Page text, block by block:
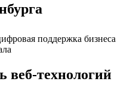
поддержка бизнеса
веб-технологий